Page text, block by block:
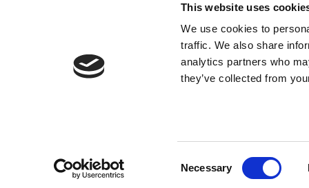
This website uses
We use cookies to
traffic. We also share
analytics partners who
they’ve collected from
Necessary